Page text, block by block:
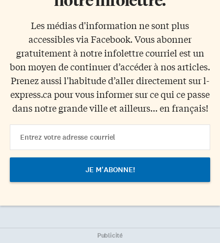
Les médias d'information ne sont plus
accessibles via Facebook. Vous abonner
gratuitement à notre infolettre courriel est un
bon moyen de continuer d’accéder à nos articles.
Prenez aussi l'habitude d’aller directement sur l-
express.ca pour vous informer sur ce qui ce passe
dans notre grande ville et ailleurs... en français!
Address
Publicité